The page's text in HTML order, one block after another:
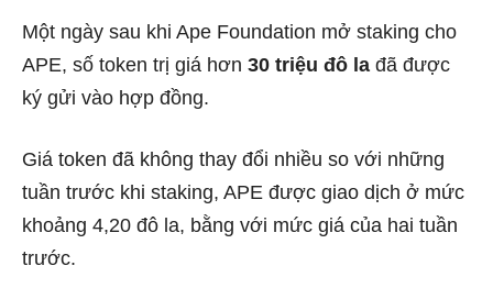
Một ngày sau khi Ape Foundation mở staking cho
APE, số token trị giá hơn 30 triệu đô la đã được
ký gửi vào hợp đồng.
Giá token đã không thay đổi nhiều so với những
tuần trước khi staking, APE được giao dịch ở mức
khoảng 4,20 đô la, bằng với mức giá của hai tuần
trước.